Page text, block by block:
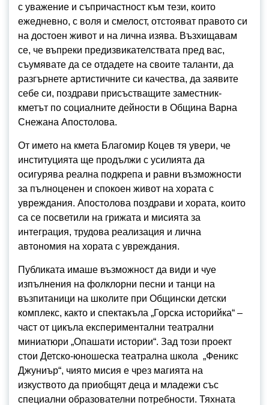
с уважение и съпричастност към тези, които
ежедневно, с воля и смелост, отстояват правото си
на достоен живот и на лична изява. Възхищавам
се, че въпреки предизвикателствата пред вас,
съумявате да се отдадете на своите таланти, да
разгърнете артистичните си качества, да заявите
себе си, поздрави присъстващите заместник-
кметът по социалните дейности в Община Варна
Снежана Апостолова.
От името на кмета Благомир Коцев тя увери, че
институцията ще продължи с усилията да
осигурява реална подкрепа и равни възможности
за пълноценен и спокоен живот на хората с
увреждания. Апостолова поздрави и хората, които
са се посветили на грижата и мисията за
интеграция, трудова реализация и лична
автономия на хората с увреждания.
Публиката имаше възможност да види и чуе
изпълнения на фолклорни песни и танци на
възпитаници на школите при Общински детски
комплекс, както и спектакъла „Горска историйка“ –
част от цикъла експериментални театрални
миниатюри „Опашати истории“. Зад този проект
стои Детско-юношеска театрална школа „Феникс
Джуниър“, чиято мисия е чрез магията на
изкуството да приобщят деца и младежи със
специални образователни потребности. Тяхната